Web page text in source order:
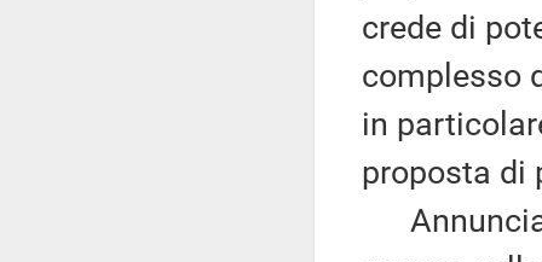
crede di
complesso
in
proposta di